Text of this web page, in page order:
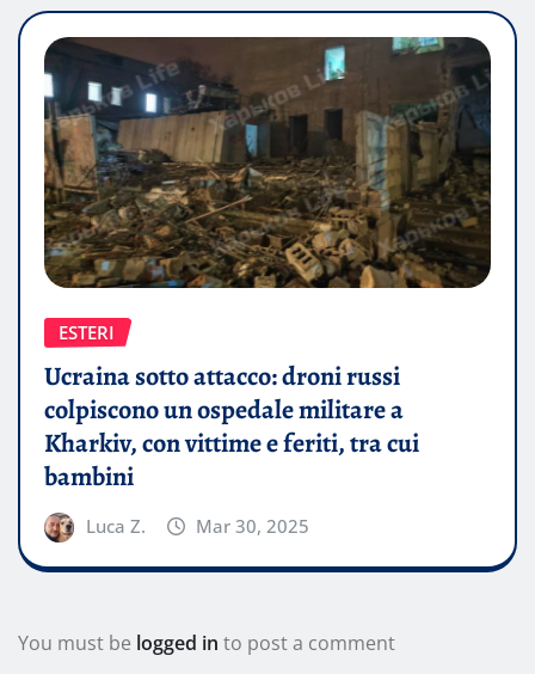
ESTERI
Ucraina sotto attacco: droni russi
colpiscono un ospedale militare a
Kharkiv, con vittime e feriti, tra cui
bambini
Luca Z. Mar 30, 2025
You must be logged in to post a comment